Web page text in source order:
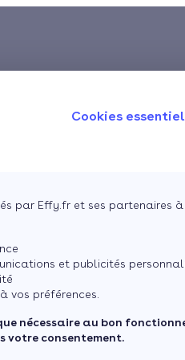
Cookies
par Effy.fr et ses partenaires à
et publicités
vos préférences.
nécessaire au bon
votre consentement.